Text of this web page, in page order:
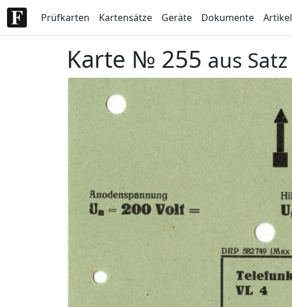
Prüfkarten Kartensätze Geräte Dokumente Artikel
Karte № 255 aus Satz